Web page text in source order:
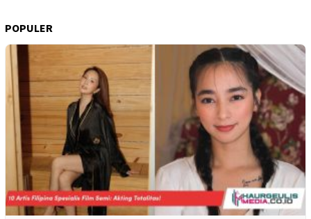
POPULER